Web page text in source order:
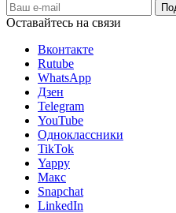
Оставайтесь на связи
Вконтакте
Rutube
WhatsApp
Дзен
Telegram
YouTube
Одноклассники
TikTok
Yappy
Макс
Snapchat
LinkedIn